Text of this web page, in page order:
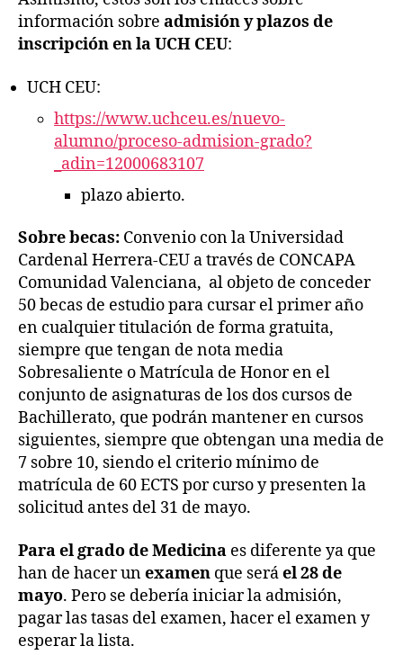
información sobre admisión y plazos de
inscripción en la UCH CEU:
UCH CEU:
https://www.uchceu.es/nuevo-
alumno/proceso-admision-grado?
_adin=12000683107
plazo abierto.
Sobre becas: Convenio con la Universidad
Cardenal Herrera-CEU a través de CONCAPA
Comunidad Valenciana, al objeto de conceder
50 becas de estudio para cursar el primer año
en cualquier titulación de forma gratuita,
siempre que tengan de nota media
Sobresaliente o Matrícula de Honor en el
conjunto de asignaturas de los dos cursos de
Bachillerato, que podrán mantener en cursos
siguientes, siempre que obtengan una media de
7 sobre 10, siendo el criterio mínimo de
matrícula de 60 ECTS por curso y presenten la
solicitud antes del 31 de mayo.
Para el grado de Medicina es diferente ya que
han de hacer unexamen que seráel 28 de
mayo. Pero se debería iniciar la admisión,
pagar las tasas del examen, hacer el examen y
esperar la lista.